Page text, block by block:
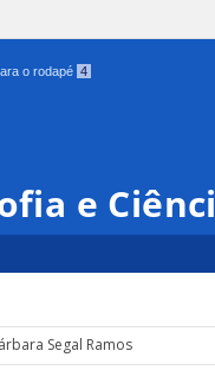
o rodapé 4
e
Segal Ramos